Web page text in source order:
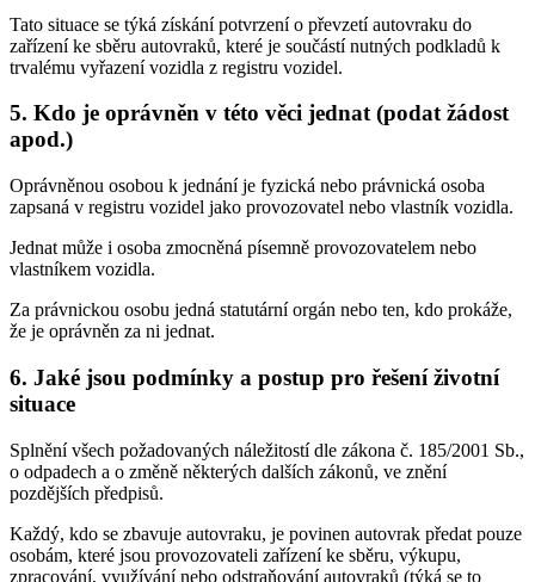
Tato situace se týká získání potvrzení o převzetí autovraku do
zařízení ke sběru autovraků, které je součástí nutných podkladů k
trvalému vyřazení vozidla z registru vozidel.
5. Kdo je oprávněn v této věci jednat (podat žádost
apod.)
Oprávněnou osobou k jednání je fyzická nebo právnická osoba
zapsaná v registru vozidel jako provozovatel nebo vlastník vozidla.
Jednat může i osoba zmocněná písemně provozovatelem nebo
vlastníkem vozidla.
Za právnickou osobu jedná statutární orgán nebo ten, kdo prokáže,
že je oprávněn za ni jednat.
6. Jaké jsou podmínky a postup pro řešení životní
situace
Splnění všech požadovaných náležitostí dle zákona č. 185/2001 Sb.,
o odpadech a o změně některých dalších zákonů, ve znění
pozdějších předpisů.
Každý, kdo se zbavuje autovraku, je povinen autovrak předat pouze
osobám, které jsou provozovateli zařízení ke sběru, výkupu,
zpracování, využívání nebo odstraňování autovraků (týká se to